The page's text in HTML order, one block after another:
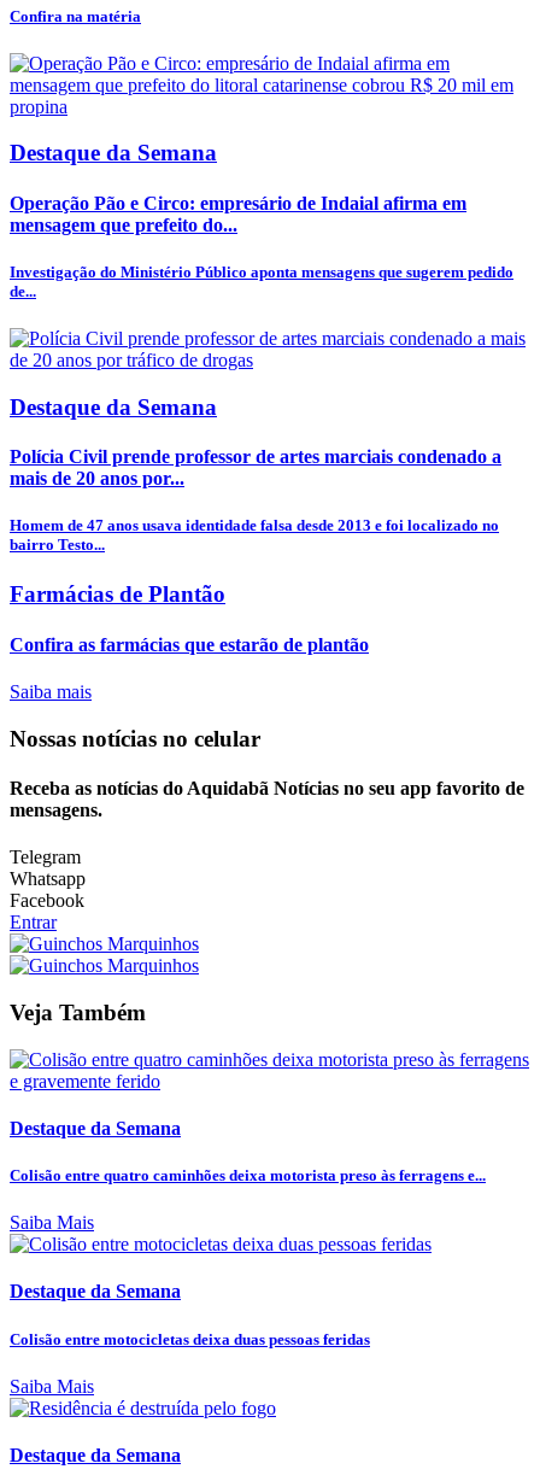
Confira na matéria
Destaque da Semana
Operação Pão e Circo: empresário de Indaial afirma em
mensagem que prefeito do...
Investigação do Ministério Público aponta mensagens que sugerem pedido
de...
Destaque da Semana
Polícia Civil prende professor de artes marciais condenado a
mais de 20 anos por...
Homem de 47 anos usava identidade falsa desde 2013 e foi localizado no
bairro Testo...
Farmácias de Plantão
Confira as farmácias que estarão de plantão
Saiba mais
Nossas notícias no celular
Receba as notícias do Aquidabã Notícias no seu app favorito de
mensagens.
Telegram
Whatsapp
Facebook
Entrar
Veja Também
Destaque da Semana
Colisão entre quatro caminhões deixa motorista preso às ferragens e...
Saiba Mais
Destaque da Semana
Colisão entre motocicletas deixa duas pessoas feridas
Saiba Mais
Destaque da Semana